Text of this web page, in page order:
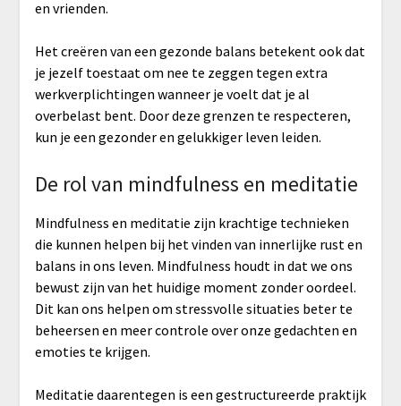
en vrienden.
Het creëren van een gezonde balans betekent ook dat
je jezelf toestaat om nee te zeggen tegen extra
werkverplichtingen wanneer je voelt dat je al
overbelast bent. Door deze grenzen te respecteren,
kun je een gezonder en gelukkiger leven leiden.
De rol van mindfulness en meditatie
Mindfulness en meditatie zijn krachtige technieken
die kunnen helpen bij het vinden van innerlijke rust en
balans in ons leven. Mindfulness houdt in dat we ons
bewust zijn van het huidige moment zonder oordeel.
Dit kan ons helpen om stressvolle situaties beter te
beheersen en meer controle over onze gedachten en
emoties te krijgen.
Meditatie daarentegen is een gestructureerde praktijk